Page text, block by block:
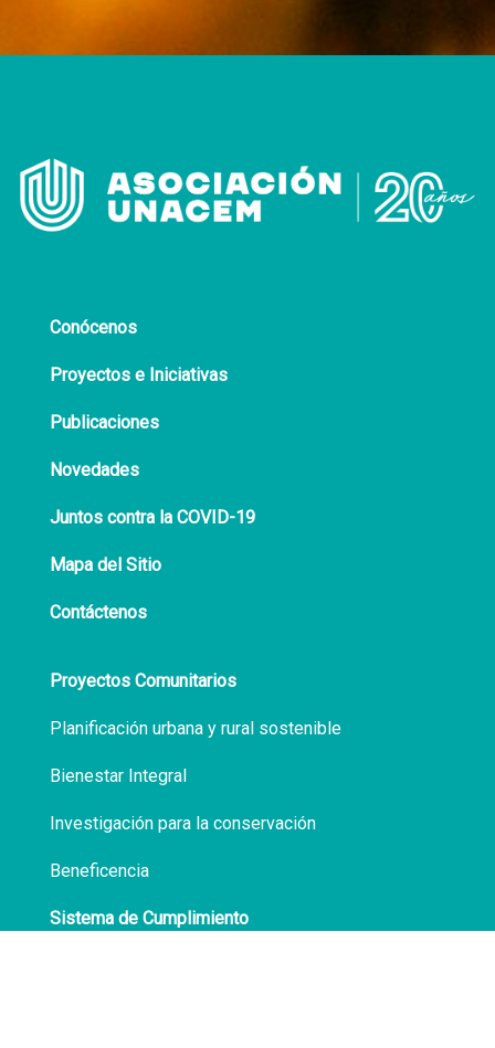
Conócenos
Proyectos e Iniciativas
Publicaciones
Novedades
Juntos contra la COVID-19
Mapa del Sitio
Contáctenos
Proyectos Comunitarios
Planificación urbana y rural sostenible
Bienestar Integral
Investigación para la conservación
Beneficencia
Sistema de Cumplimiento